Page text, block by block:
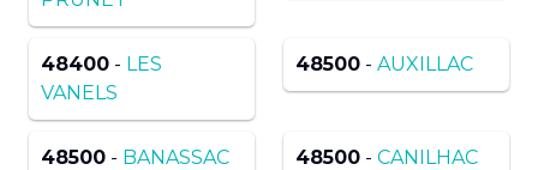
48400 - LES
VANELS
48500 - AUXILLAC
48500 - BANASSAC 48500 - CANILHAC